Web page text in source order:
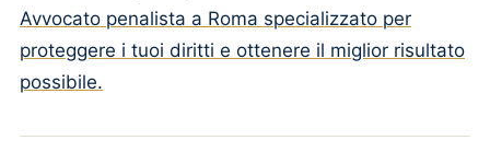
Avvocato penalista a Roma specializzato per
proteggere i tuoi diritti e ottenere il miglior risultato
possibile.